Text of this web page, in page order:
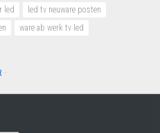
led
led tv neuware posten
ware ab werk tv led
·